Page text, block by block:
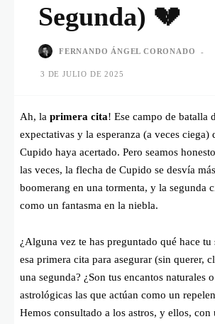
Segunda) 💔
FERNANDO ÁNGEL CORONADO -
3 DE JULIO DE 2025
Ah, la primera cita! Ese campo de batalla
expectativas y la esperanza (a veces ciega)
Cupido haya acertado. Pero seamos
las veces, la flecha de Cupido se desvía
boomerang en una tormenta, y la segunda
como un fantasma en la niebla.
¿Alguna vez te has preguntado qué hace
esa primera cita para asegurar (sin querer,
una segunda? ¿Son tus encantos naturales
astrológicas las que actúan como un
Hemos consultado a los astros, y ellos, con